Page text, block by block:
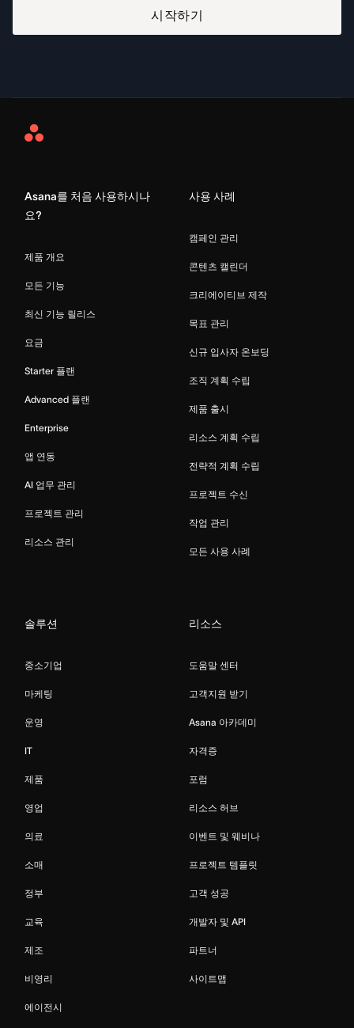
시작하기
Asana
Asana를 처음 사용하시나
요?
제품 개요
모든 기능
최신 기능 릴리스
요금
Starter 플랜
Advanced 플랜
Enterprise
앱 연동
AI 업무 관리
프로젝트 관리
리소스 관리
사용 사례
캠페인 관리
콘텐츠 캘린더
크리에이티브 제작
목표 관리
신규 입사자 온보딩
조직 계획 수립
제품 출시
리소스 계획 수립
전략적 계획 수립
프로젝트 수신
작업 관리
모든 사용 사례
솔루션
중소기업
마케팅
운영
IT
제품
영업
의료
소매
정부
교육
제조
비영리
에이전시
리소스
도움말 센터
고객지원 받기
Asana 아카데미
자격증
포럼
리소스 허브
이벤트 및 웨비나
프로젝트 템플릿
고객 성공
개발자 및 API
파트너
사이트맵